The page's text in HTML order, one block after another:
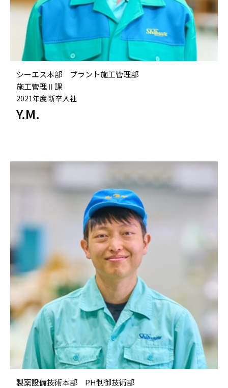
シーエス本部 プラント施工管理部
施工管理Ⅱ課
2021年度 新卒入社
Y.M.
製薬設備技術本部 PH制御技術部